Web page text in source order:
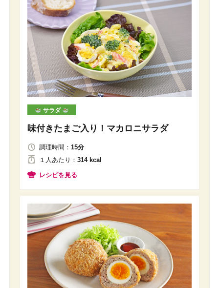
サラダ
味付きたまご入り！マカロニサラダ
調理時間： 15分
１人 あたり ： 314 kcal
レシピを見る